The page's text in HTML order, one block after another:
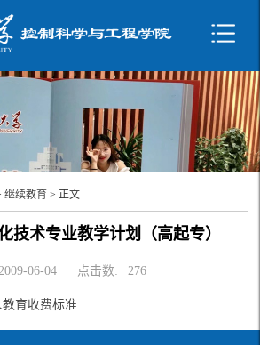
继续教育 > 正文
技术专业教学计划（高起专）
06-04 点击数: 276
育收费标准